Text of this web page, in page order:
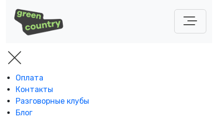
Оплата
Контакты
Разговорные клубы
Блог